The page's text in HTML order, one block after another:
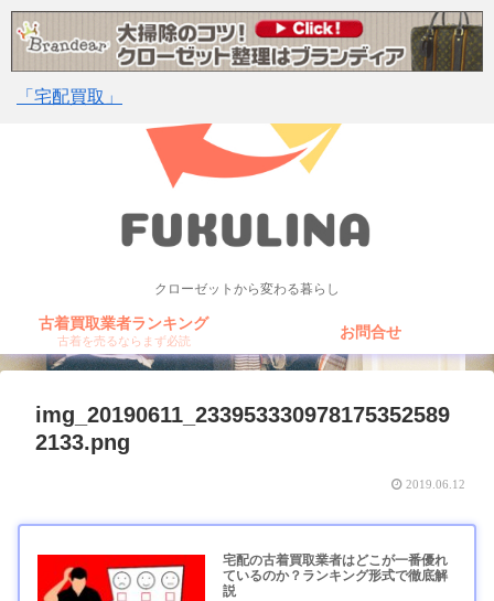
クローゼットから変わる暮らし
古着買取業者ランキング
古着を売るならまず必読 お問合せ
img_20190611_233953330978175352589
2133.png
2019.06.12
宅配の古着買取業者はどこが一番優れ
ているのか？ランキング形式で徹底解
説
「宅配買取」